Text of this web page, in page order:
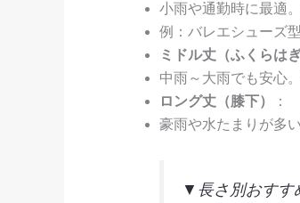
小雨や通勤時に最適
例：バレエシューズ
ミドル丈（ふくらはぎ
中雨～大雨でも安心
ロング丈（膝下）
：
豪雨や水たまりが多
▼長さ別おすす